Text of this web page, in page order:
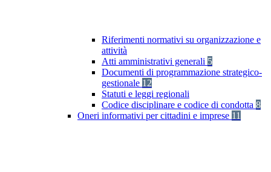
Riferimenti normativi su organizzazione e
attività
Atti amministrativi generali 5
Documenti di programmazione strategico-
gestionale 12
Statuti e leggi regionali
Codice disciplinare e codice di condotta 8
Oneri informativi per cittadini e imprese 11